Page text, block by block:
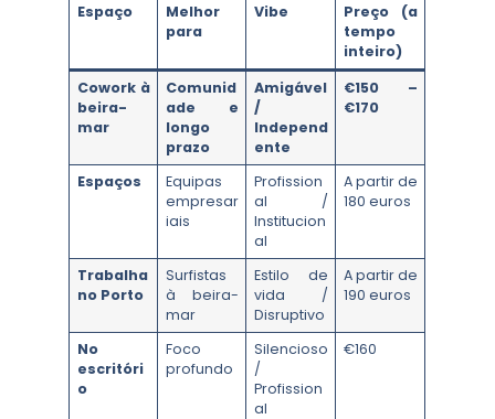
Espaço
Melhor
para
Vibe
Preço (a
tempo
inteiro)
Cowork à
beira-
mar
Comunid
ade e
longo
prazo
Amigável
/
Independ
ente
€150 –
€170
Espaços
Equipas
empresar
iais
Profission
al /
Institucion
al
A partir de
180 euros
Trabalha
no Porto
Surfistas
à beira-
mar
Estilo de
vida /
Disruptivo
A partir de
190 euros
No
escritóri
o
Foco
profundo
Silencioso
/
Profission
al
€160